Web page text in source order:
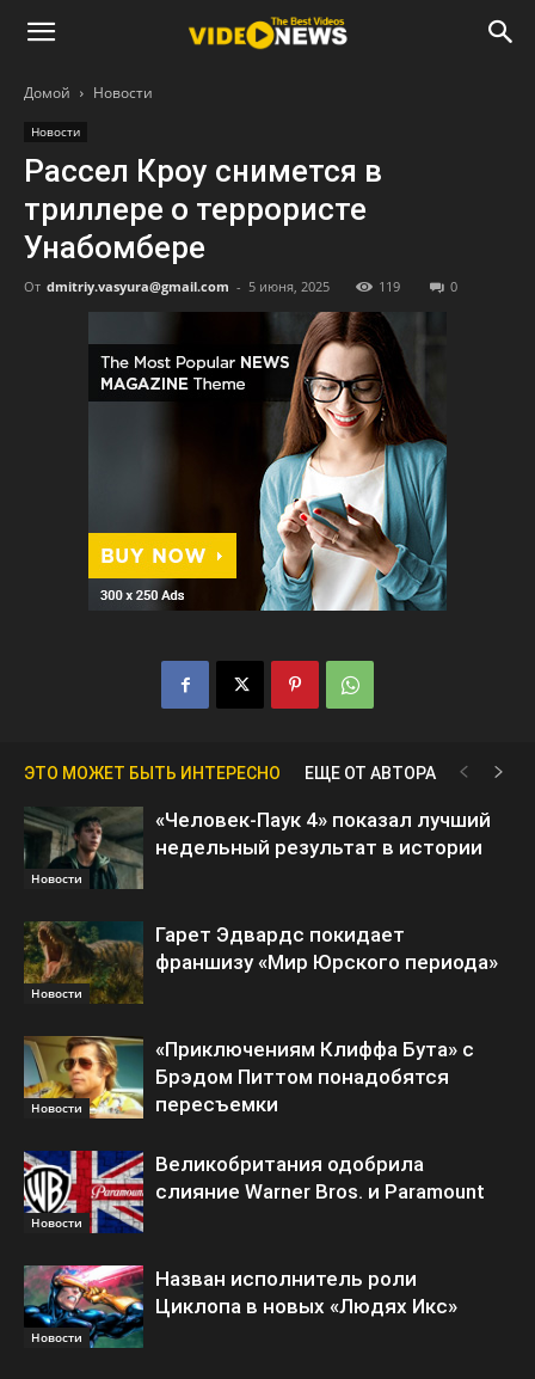
Домой Новости
Новости
Рассел Кроу снимется в
триллере о террористе
Унабомбере
От dmitriy.vasyura@gmail.com - 5 июня, 2025 119 0
ЭТО МОЖЕТ БЫТЬ ИНТЕРЕСНО ЕЩЕ ОТ АВТОРА
Новости
«Человек-Паук 4» показал лучший
недельный результат в истории
Новости
Гарет Эдвардс покидает
франшизу «Мир Юрского периода»
Новости
«Приключениям Клиффа Бута» с
Брэдом Питтом понадобятся
пересъемки
Новости
Великобритания одобрила
слияние Warner Bros. и Paramount
Новости
Назван исполнитель роли
Циклопа в новых «Людях Икс»